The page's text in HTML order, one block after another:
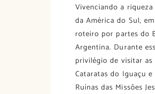
Vivenciando a
da América do Sul,
roteiro por partes do
Argentina. Durante
privilégio de visitar as
Cataratas do Iguaçu
Ruínas das Missões